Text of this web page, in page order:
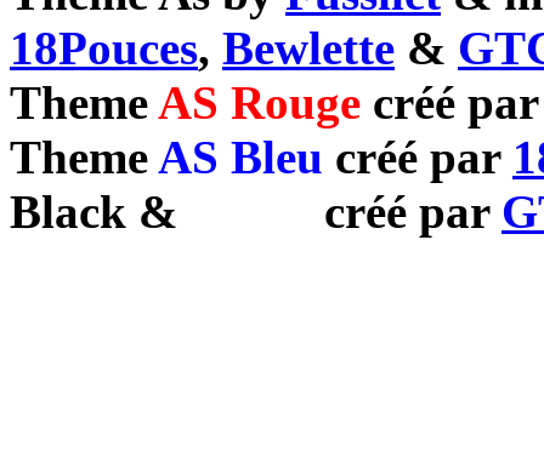
18Pouces, Bewlette &
ThemeAS Rouge créé
ThemeAS Bleu créé par
Black & créé par